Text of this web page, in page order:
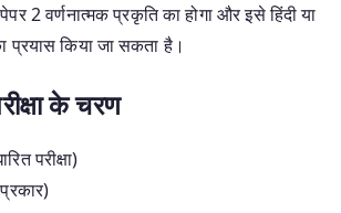
2 वर्णनात्मक प्रकृति का होगा और इसे हिंदी या
किया जा सकता है।
के चरण
परीक्षा)